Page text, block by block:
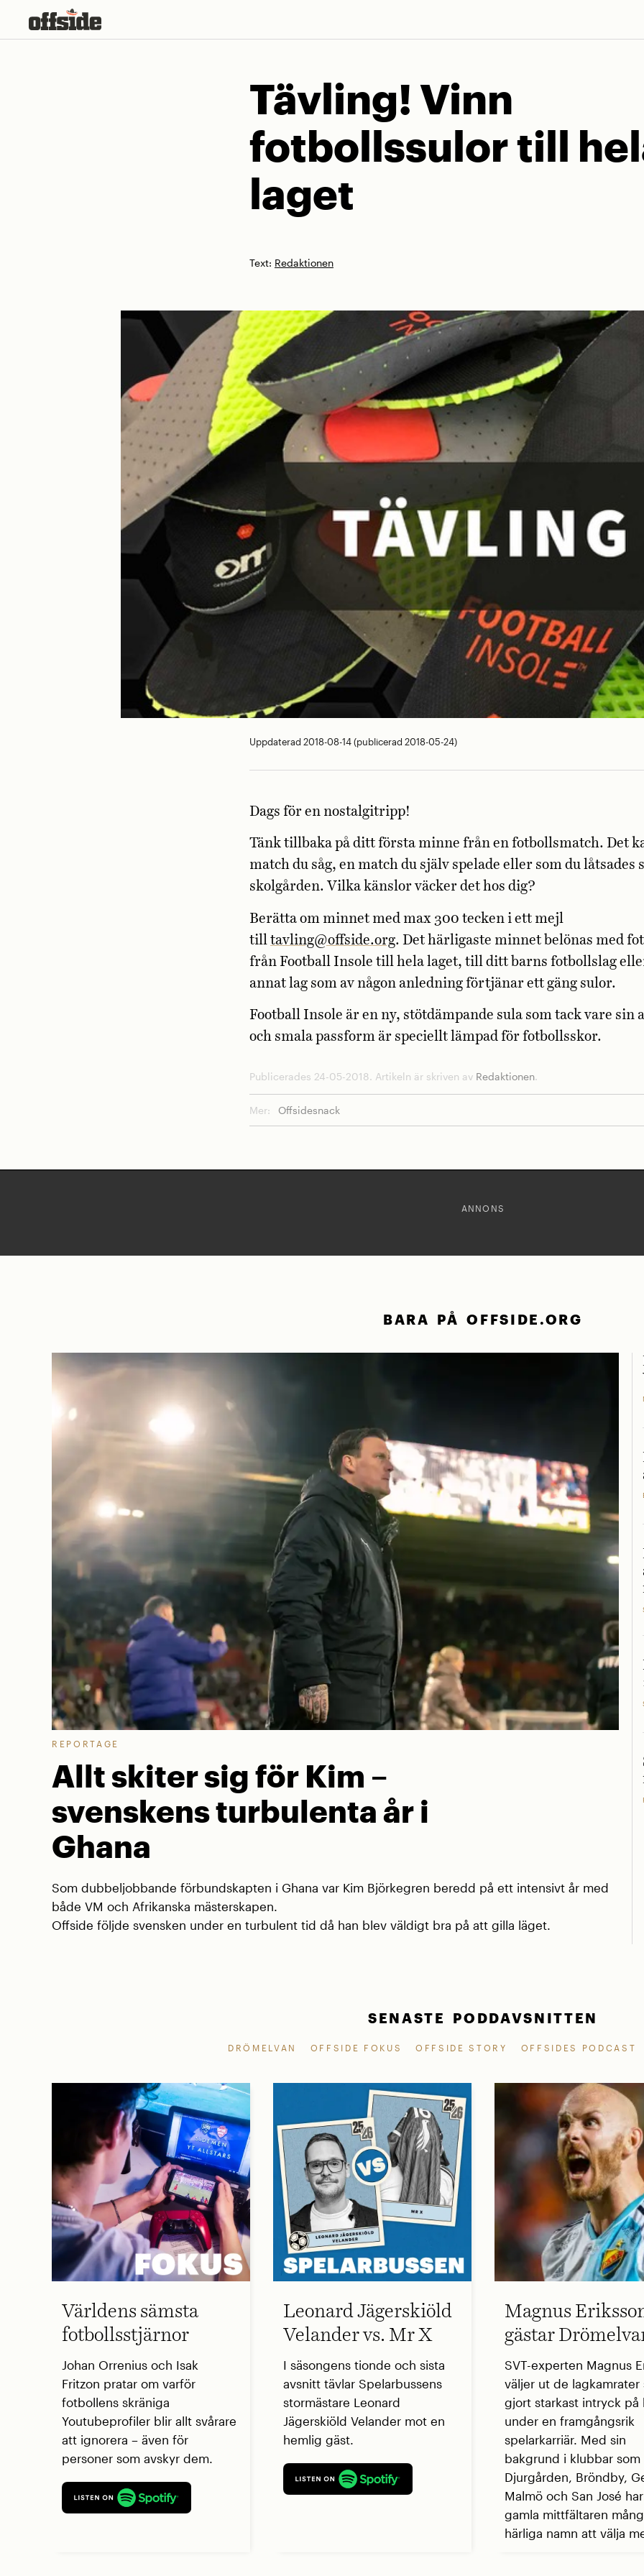
Tävling! Vinn
fotbollssulor till
laget
Text: Redaktionen
Uppdaterad 2018-08-14 (publicerad 2018-05-24)
Dags för en nostalgitripp!
Tänk tillbaka på ditt första minne från en fotbollsmatch. Det
match du såg, en match du själv spelade eller som du låtsades
skolgården. Vilka känslor väcker det hos dig?
Berätta om minnet med max 300 tecken i ett mejl
till tavling@offside.org. Det härligaste minnet belönas med
från Football Insole till hela laget, till ditt barns fotbollslag
annat lag som av någon anledning förtjänar ett gäng sulor.
Football Insole är en ny, stötdämpande sula som tack vare sin
och smala passform är speciellt lämpad för fotbollsskor.
Publicerades 24-05-2018. Artikeln är skriven av Redaktionen.
Mer: Offsidesnack
ANNONS
BARA PÅ OFFSIDE.ORG
REPORTAGE
Allt skiter sig för Kim –
svenskens turbulenta år i
Ghana
Som dubbeljobbande förbundskapten i Ghana var Kim Björkegren beredd på ett intensivt år med
både VM och Afrikanska mästerskapen.
Offside följde svensken under en turbulent tid då han blev väldigt bra på att gilla läget.
SENASTE PODDAVSNITTEN
DRÖMELVAN OFFSIDE FOKUS OFFSIDE STORY OFFSIDES PODCAST
Världens sämsta
fotbollsstjärnor
Johan Orrenius och Isak
Fritzon pratar om varför
fotbollens skräniga
Youtubeprofiler blir allt svårare
att ignorera – även för
personer som avskyr dem.
Leonard Jägerskiöld
Velander vs. Mr X
I säsongens tionde och sista
avsnitt tävlar Spelarbussens
stormästare Leonard
Jägerskiöld Velander mot en
hemlig gäst.
Magnus
gästar
SVT-experten Magnus
väljer ut de lagkamrater
gjort starkast intryck på
under en framgångsrik
spelarkarriär. Med sin
bakgrund i klubbar som
Djurgården, Bröndby,
Malmö och San José
gamla mittfältaren
härliga namn att välja